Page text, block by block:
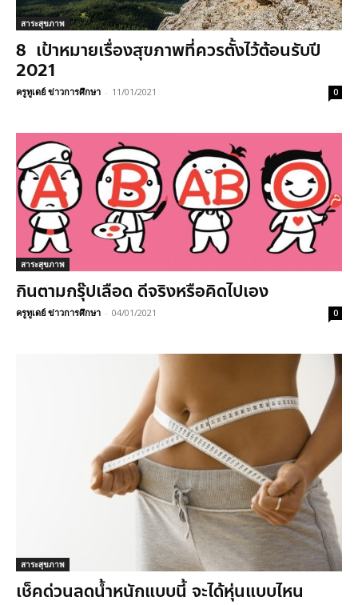
สาระสุขภาพ
8 เป้าหมายเรื่องสุขภาพที่ควรตั้งไว้ต้อนรับปี
2021
ครูทูเดย์ ข่าวการศึกษา - 11/01/2021 0
สาระสุขภาพ
กินตามกรุ๊ปเลือด ดีจริงหรือคิดไปเอง
ครูทูเดย์ ข่าวการศึกษา - 04/01/2021 0
สาระสุขภาพ
เช็คด่วนลดน้ำหนักแบบนี้ จะได้หุ่นแบบไหน